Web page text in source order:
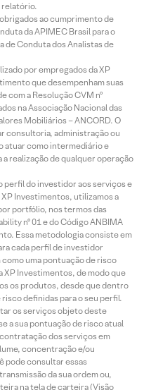
relatório.
ao cumprimento de
da APIMEC Brasil para o
de Conduta dos Analistas de
por empregados da XP
que desempenham suas
com a Resolução CVM nº
na Associação Nacional das
Mobiliários – ANCORD. O
consultoria, administração ou
atuar como intermediário e
realização de qualquer operação
perfil do investidor aos serviços e
Investimentos, utilizamos a
portfólio, nos termos das
nº 01 e do Código ANBIMA
Essa metodologia consiste em
cada perfil de investidor
uma pontuação de risco
XP Investimentos, de modo que
os produtos, desde que dentro
definidas para o seu perfil.
os serviços objeto deste
a sua pontuação de risco atual
dos serviços em
concentração e/ou
pode consultar essas
da sua ordem ou,
na tela de carteira (Visão